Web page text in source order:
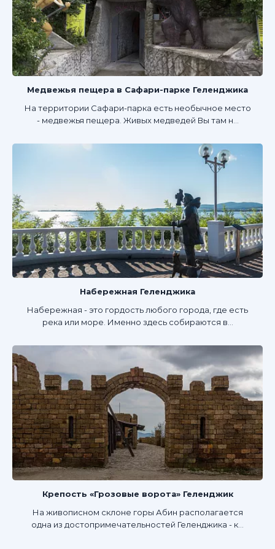
Медвежья пещера в Сафари-парке Геленджика
На территории Сафари-парка есть необычное место
- медвежья пещера. Живых медведей Вы там н...
Набережная Геленджика
Набережная - это гордость любого города, где есть
река или море. Именно здесь собираются в...
Крепость «Грозовые ворота» Геленджик
На живописном склоне горы Абин располагается
одна из достопримечательностей Геленджика - к...